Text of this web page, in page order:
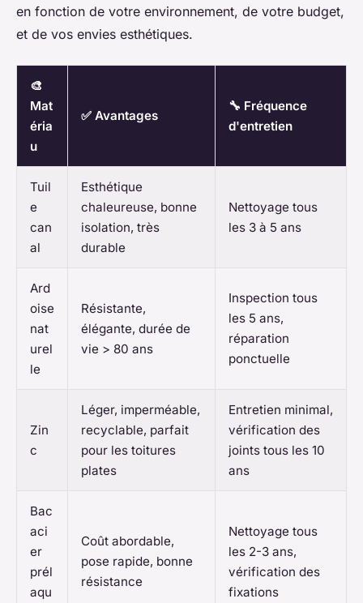
en fonction de votre environnement, de votre budget,
et de vos envies esthétiques.
🎨
Mat
éria
u
✅ Avantages
🔧 Fréquence
d'entretien
Tuil
e
can
al
Esthétique
chaleureuse, bonne
isolation, très
durable
Nettoyage tous
les 3 à 5 ans
Ard
oise
nat
urel
le
Résistante,
élégante, durée de
vie > 80 ans
Inspection tous
les 5 ans,
réparation
ponctuelle
Zin
c
Léger, imperméable,
recyclable, parfait
pour les toitures
plates
Entretien minimal,
vérification des
joints tous les 10
ans
Bac
aci
er
prél
aqu
Coût abordable,
pose rapide, bonne
résistance
Nettoyage tous
les 2-3 ans,
vérification des
fixations